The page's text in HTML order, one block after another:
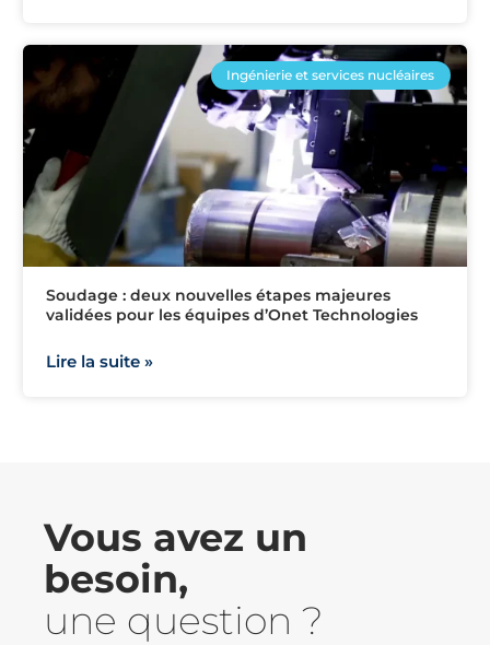
Ingénierie et services nucléaires
Soudage : deux nouvelles étapes majeures
validées pour les équipes d’Onet Technologies
Lire la suite »
Vous avez un
besoin,
une question ?